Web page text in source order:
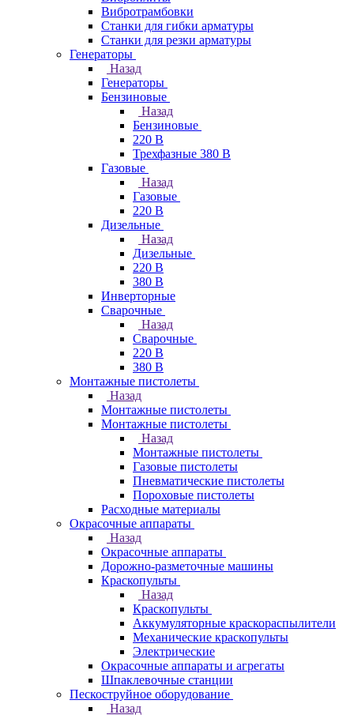
Вибротрамбовки
Станки для гибки арматуры
Станки для резки арматуры
Генераторы
Назад
Генераторы
Бензиновые
Назад
Бензиновые
220 В
Трехфазные 380 В
Газовые
Назад
Газовые
220 В
Дизельные
Назад
Дизельные
220 В
380 В
Инверторные
Сварочные
Назад
Сварочные
220 В
380 В
Монтажные пистолеты
Назад
Монтажные пистолеты
Монтажные пистолеты
Назад
Монтажные пистолеты
Газовые пистолеты
Пневматические пистолеты
Пороховые пистолеты
Расходные материалы
Окрасочные аппараты
Назад
Окрасочные аппараты
Дорожно-разметочные машины
Краскопульты
Назад
Краскопульты
Аккумуляторные краскораспылители
Механические краскопульты
Электрические
Окрасочные аппараты и агрегаты
Шпаклевочные станции
Пескоструйное оборудование
Назад